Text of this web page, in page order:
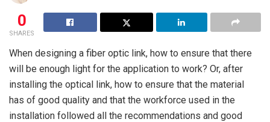
0
SHARES
When designing a fiber optic link, how to ensure that there
will be enough light for the application to work? Or, after
installing the optical link, how to ensure that the material
has of good quality and that the workforce used in the
installation followed all the recommendations and good